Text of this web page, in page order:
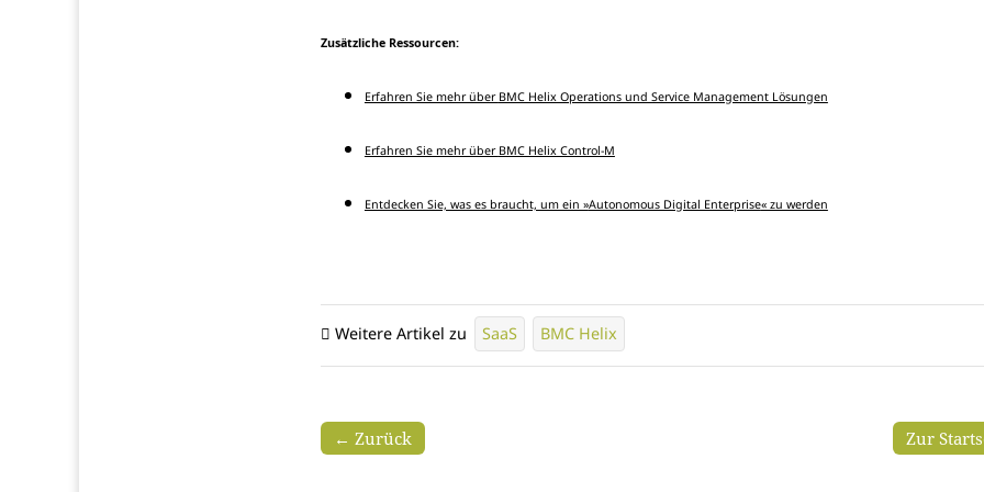
Zusätzliche Ressourcen:
Erfahren Sie mehr über BMC Helix Operations und Service Management Lösungen
Erfahren Sie mehr über BMC Helix Control-M
Entdecken Sie, was es braucht, um ein »Autonomous Digital Enterprise« zu werden
Weitere Artikel zu SaaS BMC Helix
Zur
← Zurück